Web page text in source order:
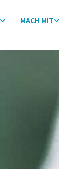
MACH MIT